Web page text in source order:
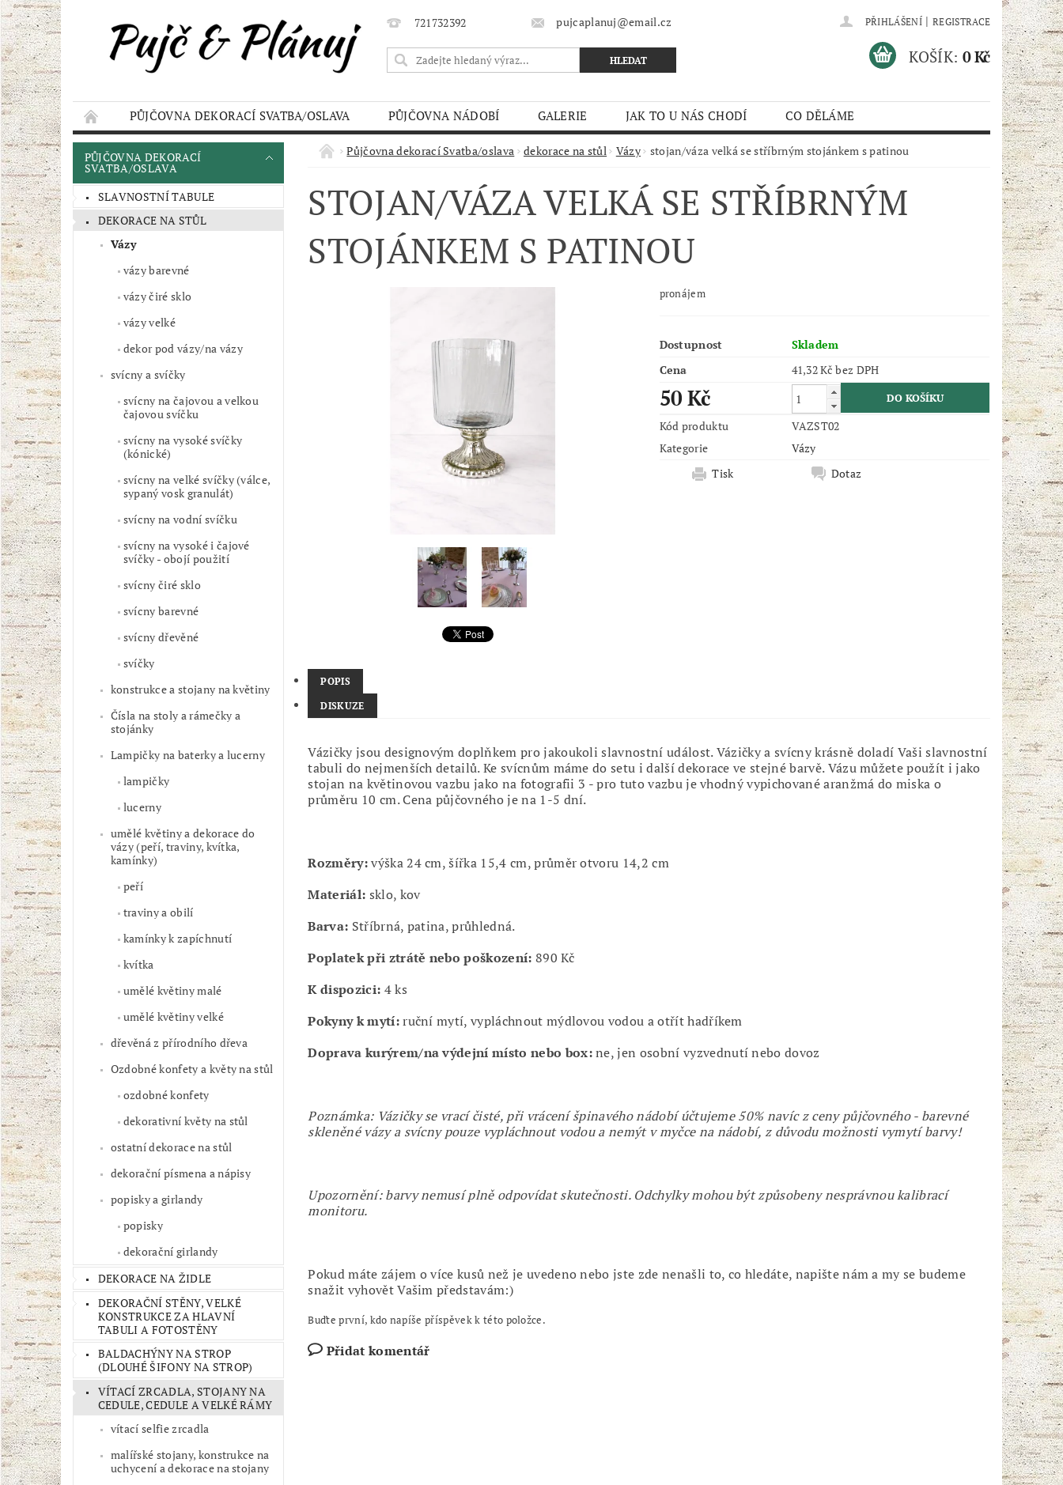
721732392 pujcaplanuj@email.cz PŘIHLÁŠENÍ | REGISTRACE
KOŠÍK: 0 Kč
PŮJČOVNA DEKORACÍ SVATBA/OSLAVA PŮJČOVNA NÁDOBÍ GALERIE JAK TO U NÁS CHODÍ
CO DĚLÁME
KONTAKT
AKCE OBCHODNÍ PODMÍNKY
PŮJČOVNA DEKORACÍ
SVATBA/OSLAVA
SLAVNOSTNÍ TABULE
DEKORACE NA STŮL
Vázy
vázy barevné
vázy čiré sklo
vázy velké
dekor pod vázy/na vázy
svícny a svíčky
svícny na čajovou a velkou
čajovou svíčku
svícny na vysoké svíčky
(kónické)
svícny na velké svíčky (válce,
sypaný vosk granulát)
svícny na vodní svíčku
svícny na vysoké i čajové
svíčky - obojí použití
svícny čiré sklo
svícny barevné
svícny dřevěné
svíčky
konstrukce a stojany na květiny
Čísla na stoly a rámečky a
stojánky
Lampičky na baterky a lucerny
lampičky
lucerny
umělé květiny a dekorace do
vázy (peří, traviny, kvítka,
kamínky)
peří
traviny a obilí
kamínky k zapíchnutí
kvítka
umělé květiny malé
umělé květiny velké
dřevěná z přírodního dřeva
Ozdobné konfety a květy na stůl
ozdobné konfety
dekorativní květy na stůl
ostatní dekorace na stůl
dekorační písmena a nápisy
popisky a girlandy
popisky
dekorační girlandy
DEKORACE NA ŽIDLE
DEKORAČNÍ STĚNY, VELKÉ
KONSTRUKCE ZA HLAVNÍ
TABULI A FOTOSTĚNY
BALDACHÝNY NA STROP
(DLOUHÉ ŠIFONY NA STROP)
VÍTACÍ ZRCADLA, STOJANY NA
CEDULE, CEDULE A VELKÉ RÁMY
vítací selfie zrcadla
malířské stojany, konstrukce na
uchycení a dekorace na stojany
Půjčovna dekorací Svatba/oslava dekorace na stůl Vázy stojan/váza velká se stříbrným stojánkem s patinou
STOJAN/VÁZA VELKÁ SE STŘÍBRNÝM
STOJÁNKEM S PATINOU
pronájem
Dostupnost
Skladem
Cena
41,32 Kč bez DPH
50 Kč
Kód produktu
VAZST02
Kategorie
Vázy
Tisk
Dotaz
POPIS
DISKUZE
Vázičky jsou designovým doplňkem pro jakoukoli slavnostní událost. Vázičky a svícny krásně doladí Vaši slavnostní
tabuli do nejmenších detailů. Ke svícnům máme do setu i další dekorace ve stejné barvě. Vázu můžete použít i jako
stojan na květinovou vazbu jako na fotografii 3 - pro tuto vazbu je vhodný vypichované aranžmá do miska o
průměru 10 cm. Cena půjčovného je na 1-5 dní.
Rozměry:výška 24 cm, šířka 15,4 cm, průměr otvoru 14,2 cm
Materiál: sklo, kov
Barva: Stříbrná, patina, průhledná.
Poplatek při ztrátě nebo poškození: 890 Kč
K dispozici: 4 ks
Pokyny k mytí:ruční mytí, vypláchnout mýdlovou vodou a otřít hadříkem
Doprava kurýrem/na výdejní místo nebo box:ne, jen osobní vyzvednutí nebo dovoz
Poznámka: Vázičky se vrací čisté, při vrácení špinavého nádobí účtujeme 50% navíc z ceny půjčovného - barevné
skleněné vázy a svícny pouze vypláchnout vodou a nemýt v myčce na nádobí, z důvodu možnosti vymytí barvy!
Upozornění: barvy nemusí plně odpovídat skutečnosti. Odchylky mohou být způsobeny nesprávnou kalibrací
monitoru.
Pokud máte zájem o více kusů než je uvedeno nebo jste zde nenašli to, co hledáte, napište nám a my se budeme
snažit vyhovět Vašim představám:)
Buďte první, kdo napíše příspěvek k této položce.
Přidat komentář